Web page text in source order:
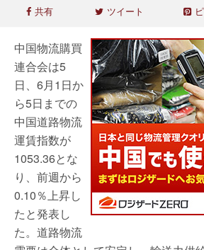
共有 ツイート
中国物流購買
連合会は5
日、6月1日か
ら5日までの
中国道路物流
運賃指数が
1053.36とな
り、前週から
0.10％上昇し
たと発表し
た。道路物流